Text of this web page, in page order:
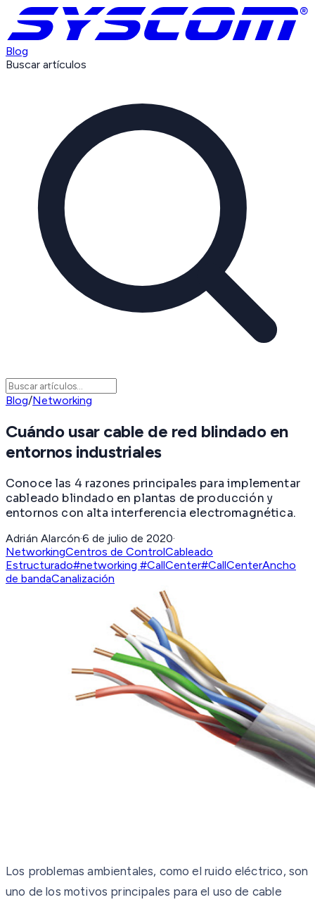
Blog
Buscar artículos
Blog/Networking
Cuándo usar cable de red blindado en
entornos industriales
Conoce las 4 razones principales para implementar
cableado blindado en plantas de producción y
entornos con alta interferencia electromagnética.
Adrián Alarcón·6 de julio de 2020·
NetworkingCentros de ControlCableado
Estructurado#networking #CallCenter#CallCenterAncho
de bandaCanalización
Los problemas ambientales, como el ruido eléctrico, son
uno de los motivos principales para el uso de cable